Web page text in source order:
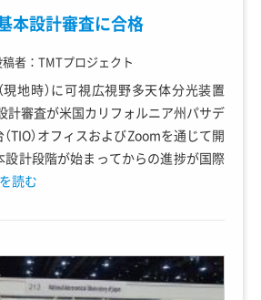
本設計審査に合格
者：TMTプロジェクト
地時）に可視広視野多天体分光装置
計審査が米国カリフォルニア州パサデ
TIO）オフィスおよびZoomを通じて開
設計段階が始まってからの進捗が国際
読む